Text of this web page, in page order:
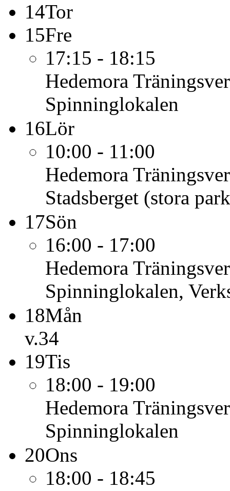
14Tor
15Fre
17:15 - 18:15
Hedemora
Spinninglokalen
16Lör
10:00 - 11:00
Hedemora
Stadsberget (stora
17Sön
16:00 - 17:00
Hedemora
Spinninglokalen,
18Mån
v.34
19Tis
18:00 - 19:00
Hedemora
Spinninglokalen
20Ons
18:00 - 18:45